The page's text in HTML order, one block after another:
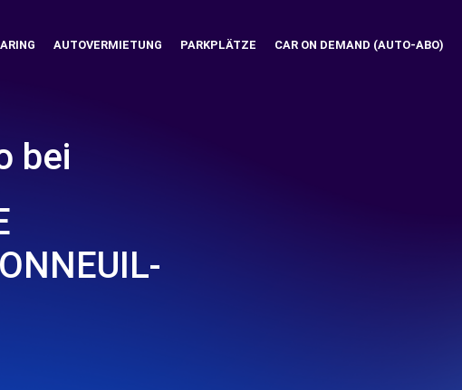
AUTOVERMIETUNG PARKPLÄTZE CAR ON DEMAND (AUTO-ABO)
bei